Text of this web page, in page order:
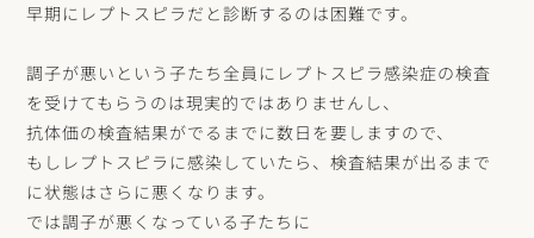
早期にレプトスピラだと診断するのは困難です。
調子が悪いという子たち全員にレプトスピラ感染症の検査
を受けてもらうのは現実的ではありませんし、
抗体価の検査結果がでるまでに数日を要しますので、
もしレプトスピラに感染していたら、検査結果が出るまで
に状態はさらに悪くなります。
では調子が悪くなっている子たちに